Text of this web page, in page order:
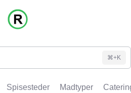
⌘+K
Spisesteder Madtyper